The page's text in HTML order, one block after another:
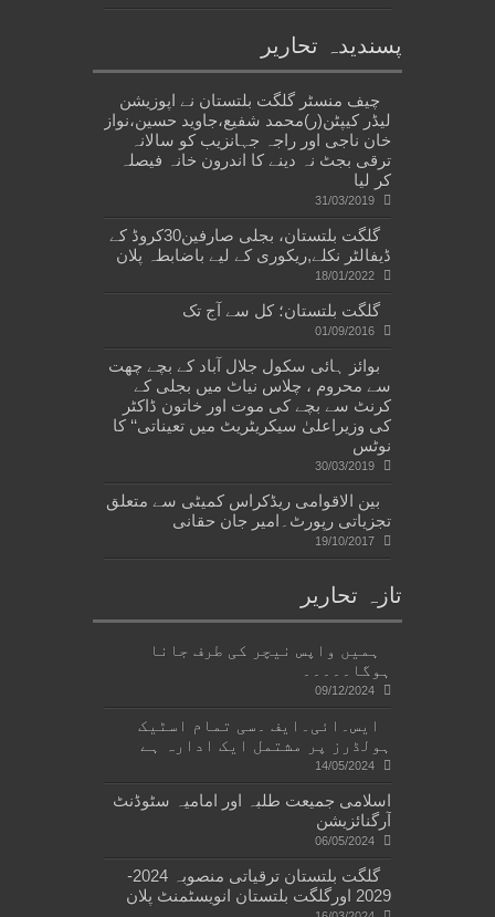
پسندیدہ تحاریر
چیف منسٹر گلگت بلتستان نے اپوزیشن
لیڈر کیپٹن(ر)محمد شفیع،جاوید حسین،نواز
خان ناجی اور راجہ جہانزیب کو سالانہ
ترقی بجٹ نہ دینے کا اندرون خانہ فیصلہ
کر لیا
31/03/2019
گلگت بلتستان، بجلی صارفین30کروڈ کے
ڈیفالٹر نکلے,ریکوری کے لیے باضابطہ پلان
18/01/2022
گلگت بلتستان؛ کل سے آج تک
01/09/2016
بوائز ہائی سکول جلال آباد کے بچے چھت
سے محروم ، چلاس نیاٹ میں بجلی کے
کرنٹ سے بچے کی موت اور خاتون ڈاکٹر
کی وزیراعلیٰ سیکریٹریٹ میں تعیناتی‘‘ کا
نوٹس
30/03/2019
بین الاقوامی ریڈکراس کمیٹی سے متعلق
تجزیاتی رپورٹ۔امیر جان حقانی
19/10/2017
تازہ تحاریر
ہمیں واپس نیچر کی طرف جانا
ہوگا۔۔۔۔۔
09/12/2024
ایس۔ائی۔ایف ۔سی تمام اسٹیک
ہولڈرز پر مشتمل ایک ادارہ ہے
14/05/2024
اسلامی جمیعت طلبہ اور امامیہ سٹوڈنٹ
آرگنائزیشن
06/05/2024
گلگت بلتستان ترقیاتی منصوبہ 2024-
2029 اورگلگت بلتستان انویسٹمنٹ پلان